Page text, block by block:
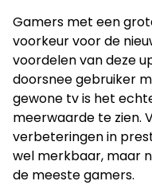
Gamers met een
voorkeur voor de
voordelen van deze
doorsnee gebruiker
gewone tv is het
meerwaarde te zien.
verbeteringen in
wel merkbaar, maar
de meeste gamers.